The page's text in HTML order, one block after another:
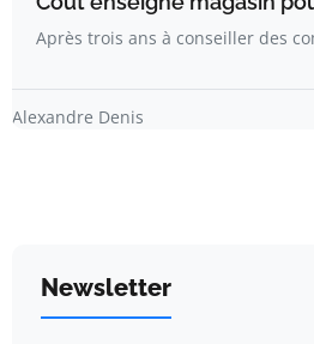
Après trois ans à conseiller des
Alexandre Denis
Newsletter